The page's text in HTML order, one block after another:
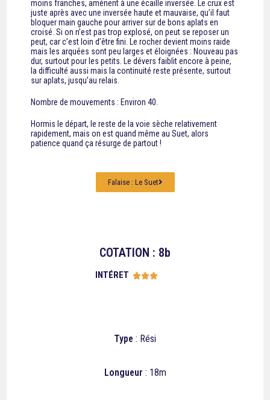
moins franches, amènent à une écaille inversée. Le crux est
juste après avec une inversée haute et mauvaise, qu’il faut
bloquer main gauche pour arriver sur de bons aplats en
croisé. Si on n’est pas trop explosé, on peut se reposer un
peut, car c’est loin d’être fini. Le rocher devient moins raide
mais les arquées sont peu larges et éloignées : Nouveau pas
dur, surtout pour les petits. Le dévers faiblit encore à peine,
la difficulté aussi mais la continuité reste présente, surtout
sur aplats, jusqu’au relais.
Nombre de mouvements : Environ 40.
Hormis le départ, le reste de la voie sèche relativement
rapidement, mais on est quand même au Suet, alors
patience quand ça résurge de partout !
Falaise : Le Suet
COTATION : 8b
INTÉRET 
Type : Rési
Longueur : 18m